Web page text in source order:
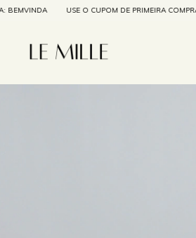
USE O CUPOM DE PRIMEIRA COMPRA: BEMVINDA